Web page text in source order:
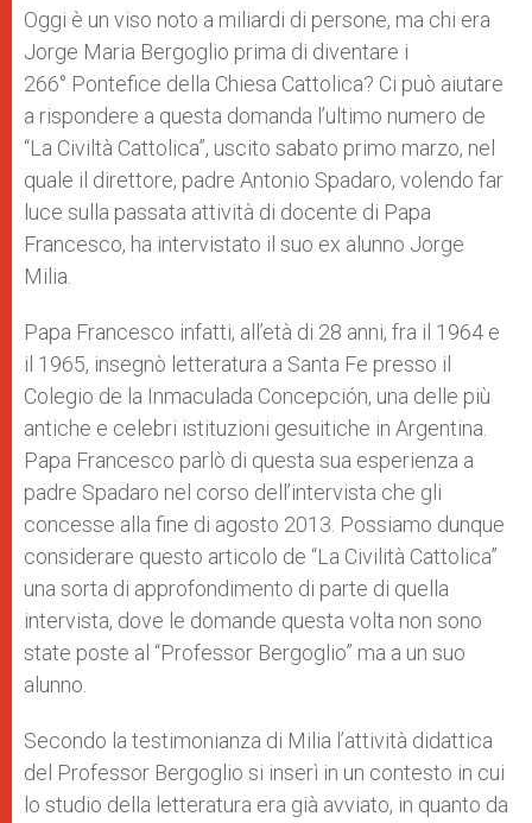
p
p
g
e
r
o
k
r
Oggi è un viso noto a miliardi di persone, ma chi era
Jorge Maria Bergoglio prima di diventare i
266° Pontefice della Chiesa Cattolica? Ci può aiutare
a rispondere a questa domanda l’ultimo numero de
“La Civiltà Cattolica”, uscito sabato primo marzo, nel
quale il direttore, padre Antonio Spadaro, volendo far
luce sulla passata attività di docente di Papa
Francesco, ha intervistato il suo ex alunno Jorge
Milia.
Papa Francesco infatti, all’età di 28 anni, fra il 1964 e
il 1965, insegnò letteratura a Santa Fe presso il
Colegio de la Inmacu­lada Concepción, una delle più
antiche e celebri istituzioni gesuitiche in Argentina.
Papa Francesco parlò di questa sua esperienza a
padre Spadaro nel corso dell’intervista che gli
concesse alla fine di agosto 2013. Possiamo dunque
considerare questo articolo de “La Civilità Cattolica”
una sorta di approfondimento di parte di quella
intervista, dove le domande questa volta non sono
state poste al “Professor Bergoglio” ma a un suo
alunno.
Secondo la testimonianza di Milia l’attività didattica
del Professor Bergoglio si inserì in un contesto in cui
lo studio della letteratura era già avviato, in quanto da